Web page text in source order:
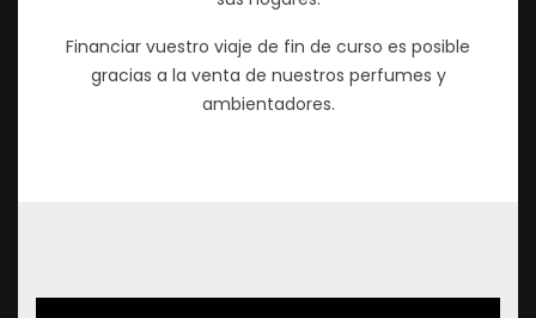
Financiar vuestro viaje de fin de curso es posible
gracias a la venta de nuestros perfumes y
ambientadores.